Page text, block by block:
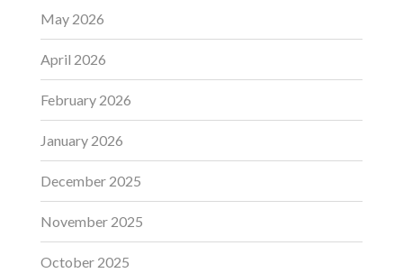
May 2026
April 2026
February 2026
January 2026
December 2025
November 2025
October 2025